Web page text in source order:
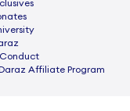
Affiliate Program